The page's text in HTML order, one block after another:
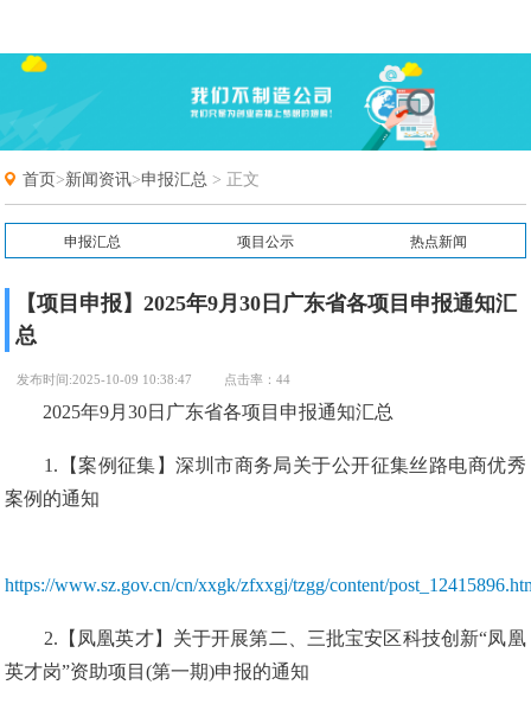
首页>新闻资讯>申报汇总 > 正文
申报汇总 项目公示 热点新闻
【项目申报】2025年9月30日广东省各项目申报通知汇
总
发布时间:2025-10-09 10:38:47 点击率：44
2025年9月30日广东省各项目申报通知汇总
1.【案例征集】深圳市商务局关于公开征集丝路电商优秀
案例的通知
https://www.sz.gov.cn/cn/xxgk/zfxxgj/tzgg/content/
2.【凤凰英才】关于开展第二、三批宝安区科技创新“凤凰
英才岗”资助项目(第一期)申报的通知